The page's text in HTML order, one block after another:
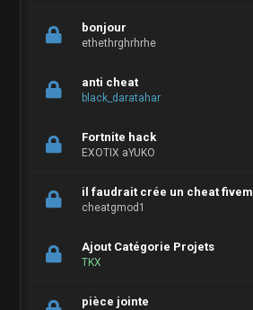
bonjour
ethethrghrhrhe
anti cheat
black_daratahar
Fortnite hack
EXOTIX aYUKO
il faudrait crée un cheat fivem
cheatgmod1
Ajout Catégorie Projets
TKX
pièce jointe